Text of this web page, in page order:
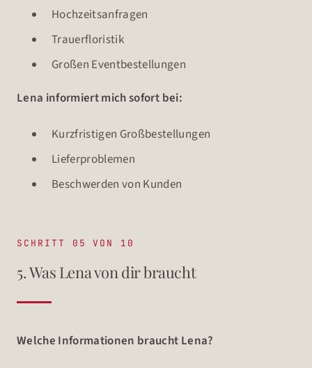
Hochzeitsanfragen
Trauerfloristik
Großen Eventbestellungen
Lena informiert mich sofort bei:
Kurzfristigen Großbestellungen
Lieferproblemen
Beschwerden von Kunden
SCHRITT 05 VON 10
5. Was Lena von dir braucht
Welche Informationen braucht Lena?